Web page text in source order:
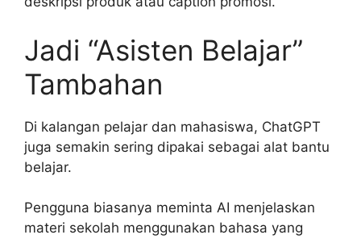
Jadi “Asisten Belajar”
Tambahan
Di kalangan pelajar dan mahasiswa, ChatGPT
juga semakin sering dipakai sebagai alat bantu
belajar.
Pengguna biasanya meminta AI menjelaskan
materi sekolah menggunakan bahasa yang